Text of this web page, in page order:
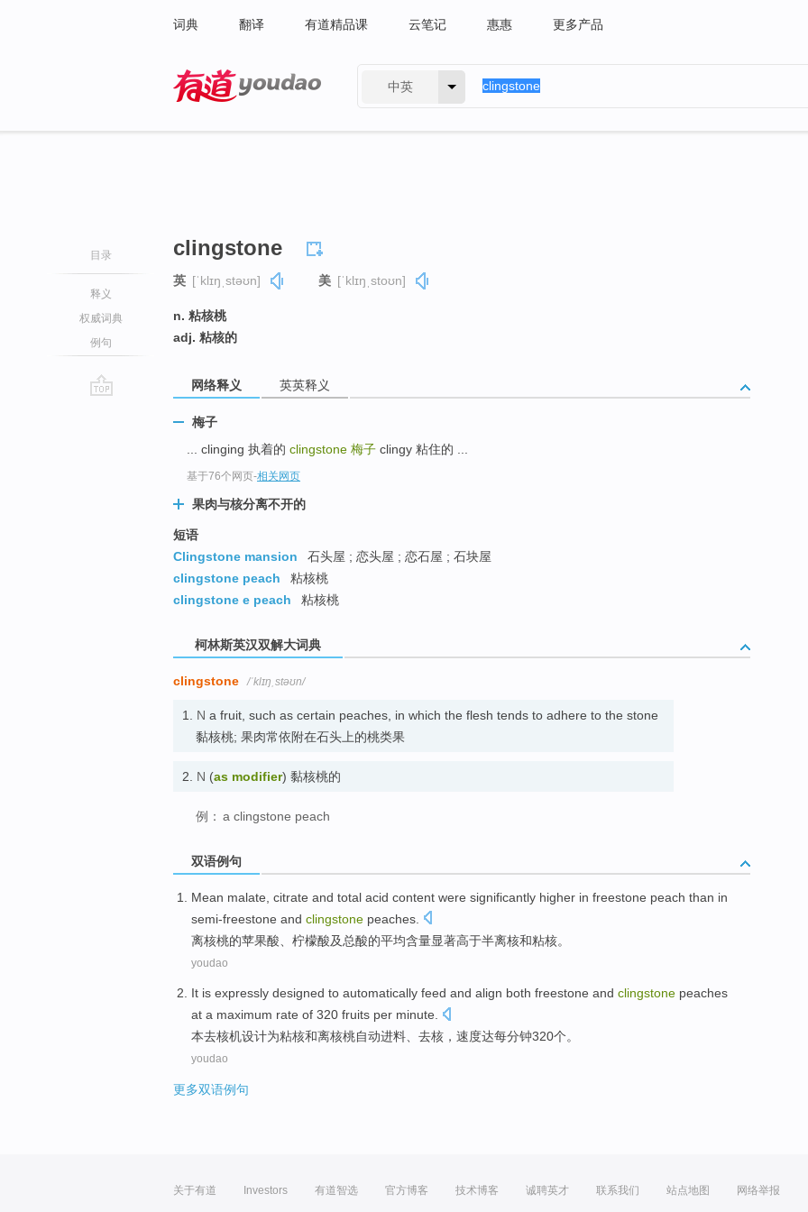
词典 翻译 有道精品课 云笔记 惠惠 更多产品
中英
目录
释义
权威词典
例句
clingstone
英 [ˈklɪŋˌstəʊn] 美 [ˈklɪŋˌstoʊn]
n. 粘核桃
adj. 粘核的
网络释义 英英释义
梅子
... clinging 执着的 clingstone 梅子 clingy 粘住的 ...
基于76个网页-相关网页
果肉与核分离不开的
短语
Clingstone mansion
石头屋 ; 恋头屋 ; 恋石屋 ; 石块屋
clingstone peach
粘核桃
clingstone e peach
粘核桃
柯林斯英汉双解大词典
clingstone /ˈklɪŋˌstəʊn/
1. N a fruit, such as certain peaches, in which the flesh tends to adhere to the stone
黏核桃; 果肉常依附在石头上的桃类果
2. N (as modifier) 黏核桃的
例： a clingstone peach
双语例句
Mean malate citrate and total acid content were significantly higher in freestone peach than in
semi-freestone and clingstone peaches.
离核桃的苹果酸、 柠檬酸及总酸的平均含量显著高于半离核和粘核。
youdao
It is expressly designed to automatically feed and align both freestone and clingstone peaches
at a maximum rate of 320 fruits per minute.
本去核机设计为粘核和离核桃自动进料、去核， 速度达每分钟320个。
youdao
更多双语例句
关于有道 Investors 有道智选 官方博客 技术博客 诚聘英才 联系我们 站点地图 网络举报